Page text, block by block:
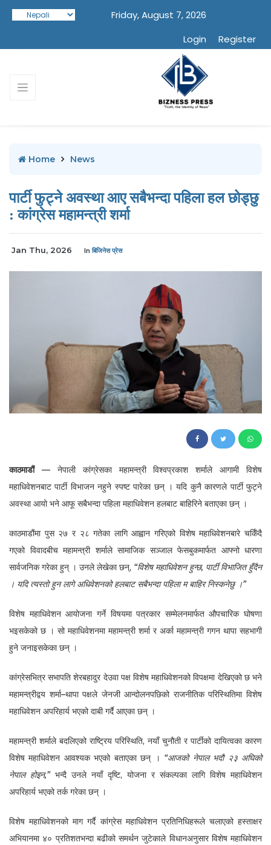
Friday, August 7, 2026
Login
Register
Home News
पार्टी फुट्ने अवस्था आए सबैभन्दा पहिला हल छोड्छु
: कांग्रेस महामन्त्री शर्मा
Jan Thu, 2026 In बिजिनेस प्रेस
काठमाडौं— नेपाली कांग्रेसका महामन्त्री विश्वप्रकाश शर्माले आगामी विशेष
महाधिवेशनबाट पार्टी विभाजन नहुने स्पष्ट पारेका छन् । यदि कुनै कारणले पार्टी फुट्ने
अवस्था आयो भने आफू सबैभन्दा पहिला महाधिवेशन हलबाट बाहिरिने बताएका छन् ।
काठमाडौंमा पुस २७ र २८ गतेका लागि आह्वान गरिएको विशेष महाधिवेशनबारे चर्किँदै
गएको विवादबीच महामन्त्री शर्माले सामाजिक सञ्जाल फेसबुकमार्फत आफ्नो धारणा
सार्वजनिक गरेका हुन् । उनले लेखेका छन्, “विशेष महाधिवेशन हुन्छ, पार्टी विभाजित हुँदैन
। यदि त्यस्तो हुन लागे अधिवेशनको हलबाट सबैभन्दा पहिला म बाहिर निस्कनेछु ।”
विशेष महाधिवेशन आयोजना गर्ने विषयमा पत्रकार सम्मेलनमार्फत औपचारिक घोषणा
भइसकेको छ । सो महाधिवेशनमा महामन्त्री शर्मा र अर्का महामन्त्री गगन थापा सहभागी
हुने जनाइसकेका छन् ।
कांग्रेसभित्र सभापति शेरबहादुर देउवा पक्ष विशेष महाधिवेशनको विपक्षमा देखिएको छ भने
महामन्त्रीद्वय शर्मा–थापा पक्षले जेनजी आन्दोलनपछिको राजनीतिक परिस्थितिमा विशेष
महाधिवेशन अपरिहार्य भएको दाबी गर्दै आएका छन् ।
महामन्त्री शर्माले बदलिएको राष्ट्रिय परिस्थिति, नयाँ चुनौती र पार्टीको दायित्वका कारण
विशेष महाधिवेशन आवश्यक भएको बताएका छन् । “आजको नेपाल भदौ २३ अघिको
नेपाल होइन,”भन्दै उनले नयाँ दृष्टि, योजना र संकल्पका लागि विशेष महाधिवेशन
अपरिहार्य भएको तर्क गरेका छन् ।
विशेष महाधिवेशनको माग गर्दै कांग्रेस महाधिवेशन प्रतिनिधिहरूले चलाएको हस्ताक्षर
अभियानमा ४० प्रतिशतभन्दा बढीको समर्थन जुटेकाले विधानअनुसार विशेष महाधिवेशन